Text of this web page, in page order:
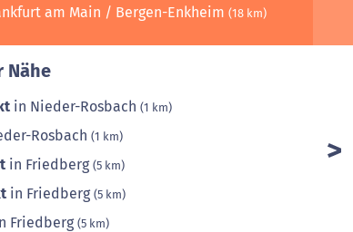
am Main / Bergen-Enkheim (18 km)
Nähe
in Nieder-Rosbach (1 km)
Rosbach (1 km)
in Friedberg (5 km)
in Friedberg (5 km)
Friedberg (5 km)